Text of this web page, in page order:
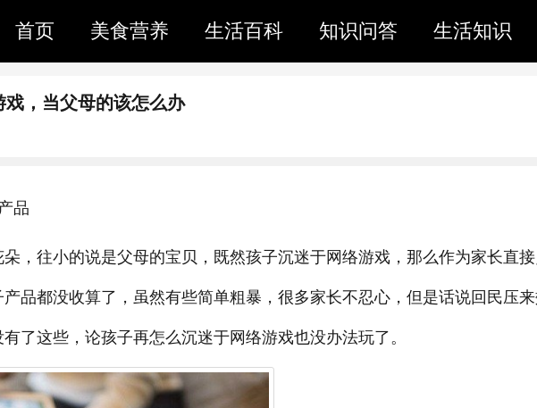
首页 美食营养 生活百科 知识问答 生活知识
，当父母的该怎么办
品
，往小的说是父母的宝贝，既然孩子沉迷于网络游戏，那么作为家长直
品都没收算了，虽然有些简单粗暴，很多家长不忍心，但是话说回民压
了这些，论孩子再怎么沉迷于网络游戏也没办法玩了。